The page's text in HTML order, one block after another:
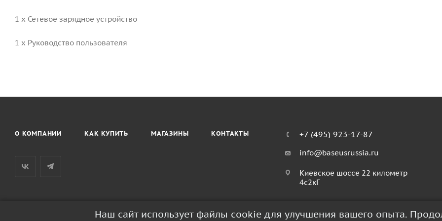
1 x Сетевое зарядное устройство
1 x Руководство пользователя
О КОМПАНИИ КАК КУПИТЬ МАГАЗИНЫ КОНТАКТЫ +7 (495) 923-17-87
info@baseusrussia.ru
Киевское шоссе 22 километр
4с2кГ
Наш сайт использует файлы cookie для улучшения вашего опыта.